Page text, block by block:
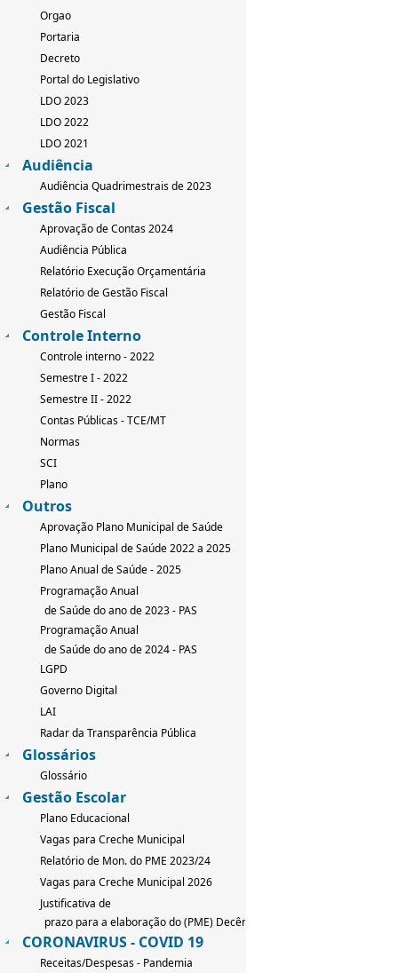
Orgao
Portaria
Decreto
Portal do Legislativo
LDO 2023
LDO 2022
LDO 2021
Audiência
Audiência Quadrimestrais de 2023
Gestão Fiscal
Aprovação de Contas 2024
Audiência Pública
Relatório Execução Orçamentária
Relatório de Gestão Fiscal
Gestão Fiscal
Controle Interno
Controle interno - 2022
Semestre I - 2022
Semestre II - 2022
Contas Públicas - TCE/MT
Normas
SCI
Plano
Outros
Aprovação Plano Municipal de Saúde
Plano Municipal de Saúde 2022 a 2025
Plano Anual de Saúde - 2025
Programação Anual
de Saúde do ano de 2023 - PAS
Programação Anual
de Saúde do ano de 2024 - PAS
LGPD
Governo Digital
LAI
Radar da Transparência Pública
Glossários
Glossário
Gestão Escolar
Plano Educacional
Vagas para Creche Municipal
Relatório de Mon. do PME 2023/24
Vagas para Creche Municipal 2026
Justificativa de
prazo para a elaboração do (PME) Decênio 2026-2036
CORONAVIRUS - COVID 19
Receitas/Despesas - Pandemia